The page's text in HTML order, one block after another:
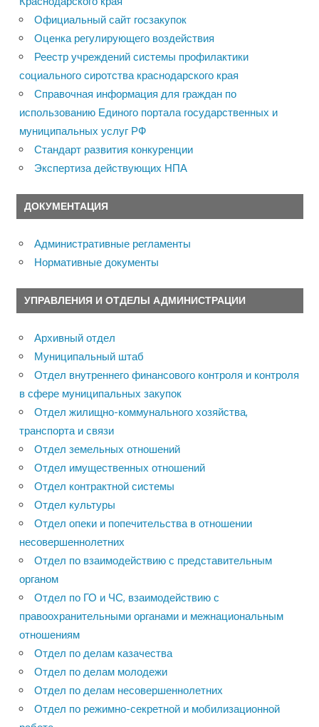
Официальный сайт госзакупок
Оценка регулирующего воздействия
Реестр учреждений системы профилактики
социального сиротства краснодарского края
Справочная информация для граждан по
использованию Единого портала государственных и
муниципальных услуг РФ
Стандарт развития конкуренции
Экспертиза действующих НПА
ДОКУМЕНТАЦИЯ
Административные регламенты
Нормативные документы
УПРАВЛЕНИЯ И ОТДЕЛЫ АДМИНИСТРАЦИИ
Архивный отдел
Муниципальный штаб
Отдел внутреннего финансового контроля и контроля
в сфере муниципальных закупок
Отдел жилищно-коммунального хозяйства,
транспорта и связи
Отдел земельных отношений
Отдел имущественных отношений
Отдел контрактной системы
Отдел культуры
Отдел опеки и попечительства в отношении
несовершеннолетних
Отдел по взаимодействию с представительным
органом
Отдел по ГО и ЧС, взаимодействию с
правоохранительными органами и межнациональным
отношениям
Отдел по делам казачества
Отдел по делам молодежи
Отдел по делам несовершеннолетних
Отдел по режимно-секретной и мобилизационной